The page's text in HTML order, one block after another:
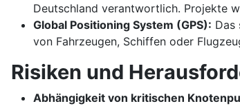
Deutschland verantwortlich. Projekte
Global Positioning System (GPS): Das
von Fahrzeugen, Schiffen oder
Risiken und
Abhängigkeit von kritischen